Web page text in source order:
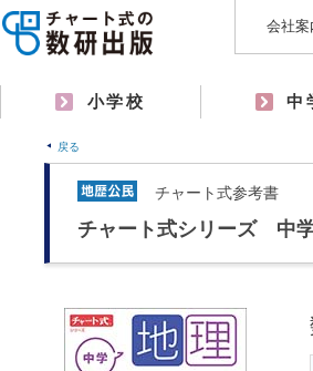
会社案
小学校 中
戻る
チャート式参考書
チャート式シリーズ 中